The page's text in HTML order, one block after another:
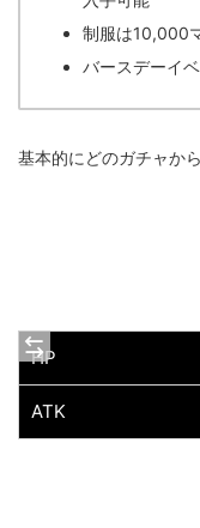
制服は10,000
バースデーイ
基本的にどのガチャか
HP
ATK